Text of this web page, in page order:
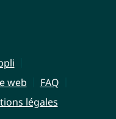
web
FAQ
légales